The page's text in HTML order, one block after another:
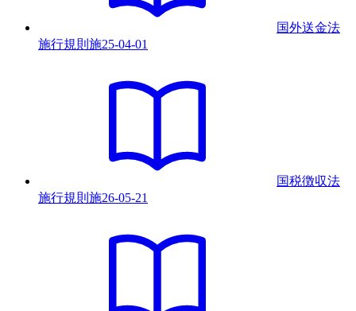
国外送金法
施行規則 施25-04-01
国税徴収法
施行規則 施26-05-21